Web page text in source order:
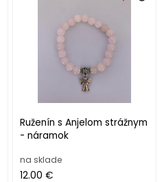
Ruženín s Anjelom strážnym
- náramok
na sklade
12.00 €